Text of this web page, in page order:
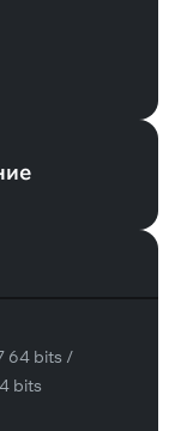
64 bits /
bits